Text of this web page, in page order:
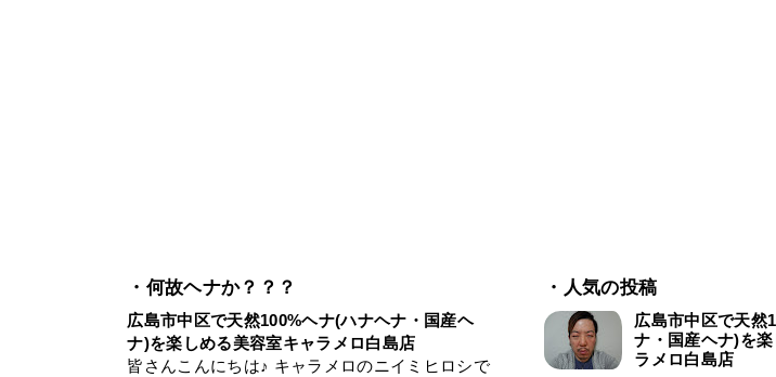
・何故ヘナか？？？
広島市中区で天然100%ヘナ(ハナヘナ・国産ヘ
ナ)を楽しめる美容室キャラメロ白島店
皆さんこんにちは♪ キャラメロのニイミヒロシで
・人気の投稿
広島市中区で天然
ナ・国産ヘナ)を
ラメロ白島店